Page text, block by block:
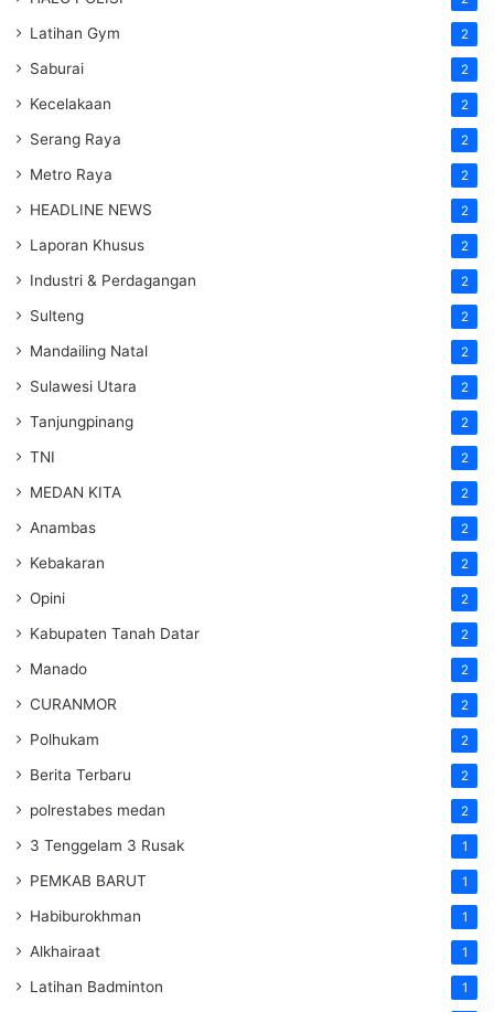
Latihan Gym 2
Saburai 2
Kecelakaan 2
Serang Raya 2
Metro Raya 2
HEADLINE NEWS 2
Laporan Khusus 2
Industri & Perdagangan 2
Sulteng 2
Mandailing Natal 2
Sulawesi Utara 2
Tanjungpinang 2
TNI 2
MEDAN KITA 2
Anambas 2
Kebakaran 2
Opini 2
Kabupaten Tanah Datar 2
Manado 2
CURANMOR 2
Polhukam 2
Berita Terbaru 2
polrestabes medan 2
3 Tenggelam 3 Rusak 1
PEMKAB BARUT 1
Habiburokhman 1
Alkhairaat 1
Latihan Badminton 1